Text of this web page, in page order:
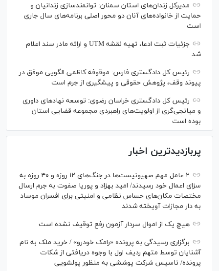
مدیرکل زندان‌های استان سمنان: توانمندسازی زندانیان و
حمایت از خانواده‌های آنان دو محور اصلی برنامه‌های سال جاری
است
جزئیات ثبت ادعا، تهیه نقشه UTM و ارائه مادر سند اعلام
شد
رئیس کل دادگستری فارس: موقوفه کاظمی الگویی موفق در
پیوند وقف، پژوهش حقوقی و پیشگیری از جرم است
رئیس کل دادگستری خراسان رضوی: توسعه نهاد‌های داوری
و میانجی‌گری از اولویت‌های راهبردی مجموعه قضایی استان
بوده است
پربازدیدترین اخبار
۲ عامل مهم صهیونیست‌ها در جنگ‌های ۱۲ روزه و ۴۰ روزه به
سزای اعمال خود رسیدند/ امید بهزاد و پوریا صفوت به جرم ارسال
مختصات مکان‌های حساس نظامی و امنیتی برای افسران موساد
به دار مجازات آویخته شدند
هیچ یک از اموال سردار آزمون رفع توقیف نشده است
برگزاری رسیدگی به پرونده «رامک خودرو» / خرید ملک به نام
آشنایان توسط متهم ردیف اول با وجوه دریافتی از شکات
پرونده/ تاسیس شرکت پوششی به منظور پولشویی